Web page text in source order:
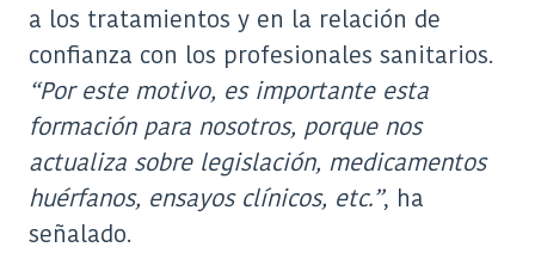
a los tratamientos y en la relación de
confianza con los profesionales sanitarios.
“Por este motivo, es importante esta
formación para nosotros, porque nos
actualiza sobre legislación, medicamentos
huérfanos, ensayos clínicos, etc.”, ha
señalado.